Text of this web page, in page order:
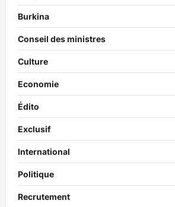
Burkina
Conseil des ministres
Culture
Economie
Édito
Exclusif
International
Politique
Recrutement